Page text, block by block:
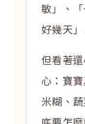
敏」、
好幾天」
但看著
心：寶
米糊、